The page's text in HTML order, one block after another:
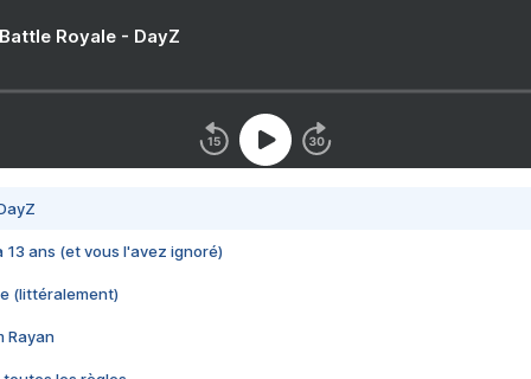
Royale - DayZ
13 ans (et vous l'avez ignoré)
(littéralement)
Rayan